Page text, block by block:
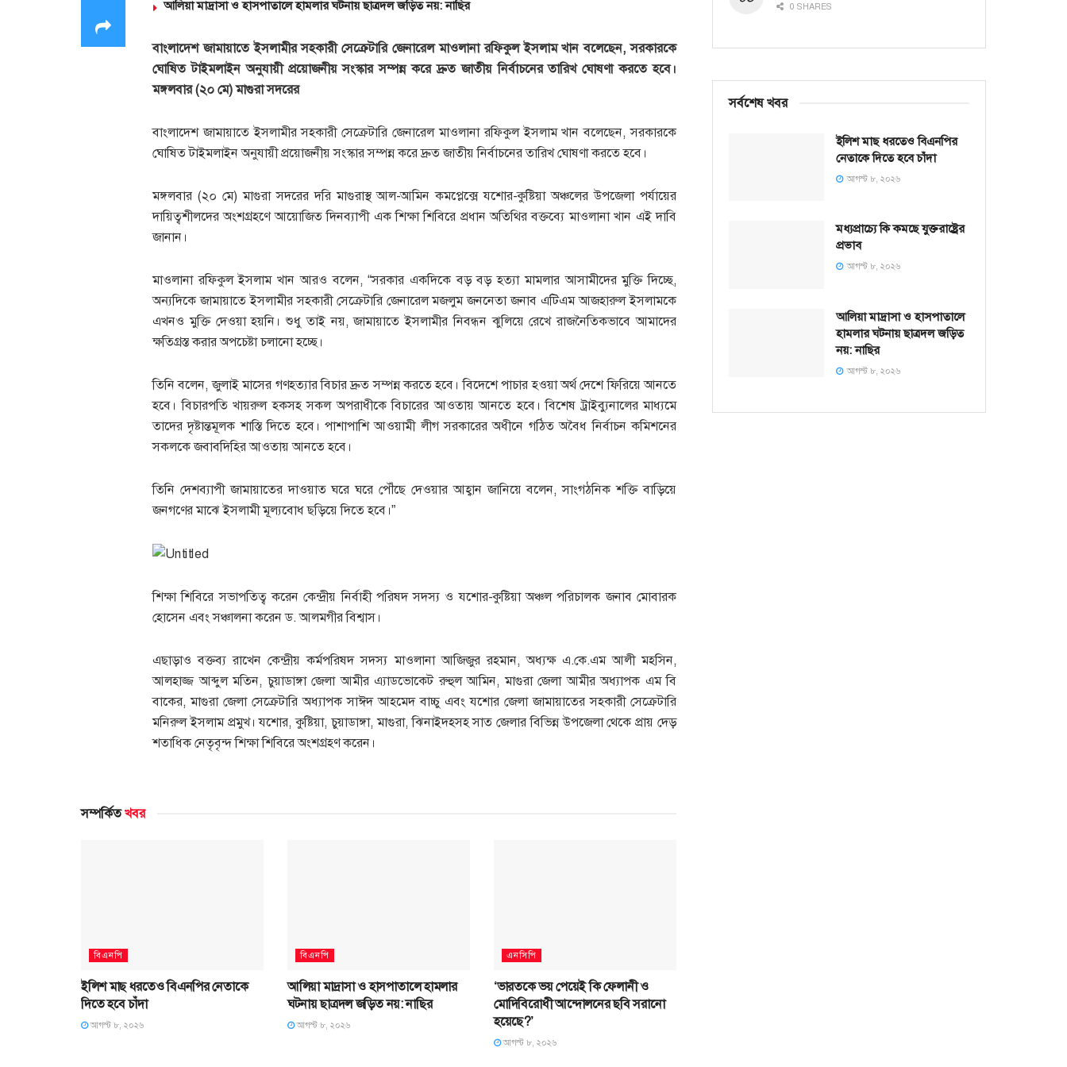
আলিয়া মাদ্রাসা ও হাসপাতালে হামলার ঘটনায় ছাত্রদল জড়িত নয়: নাছির
বাংলাদেশ জামায়াতে ইসলামীর সহকারী সেক্রেটারি জেনারেল মাওলানা রফিকুল ইসলাম খান বলেছেন, সরকারকে
ঘোষিত টাইমলাইন অনুযায়ী প্রয়োজনীয় সংস্কার সম্পন্ন করে দ্রুত জাতীয় নির্বাচনের তারিখ ঘোষণা করতে হবে।
মঙ্গলবার (২০ মে) মাগুরা সদরের
বাংলাদেশ জামায়াতে ইসলামীর সহকারী সেক্রেটারি জেনারেল মাওলানা রফিকুল ইসলাম খান বলেছেন, সরকারকে
ঘোষিত টাইমলাইন অনুযায়ী প্রয়োজনীয় সংস্কার সম্পন্ন করে দ্রুত জাতীয় নির্বাচনের তারিখ ঘোষণা করতে হবে।
মঙ্গলবার (২০ মে) মাগুরা সদরের দরি মাগুরাস্থ আল-আমিন কমপ্লেক্সে যশোর-কুষ্টিয়া অঞ্চলের উপজেলা পর্যায়ের
দায়িত্বশীলদের অংশগ্রহণে আয়োজিত দিনব্যাপী এক শিক্ষা শিবিরে প্রধান অতিথির বক্তব্যে মাওলানা খান এই দাবি
জানান।
মাওলানা রফিকুল ইসলাম খান আরও বলেন, “সরকার একদিকে বড় বড় হত্যা মামলার আসামীদের মুক্তি দিচ্ছে,
অন্যদিকে জামায়াতে ইসলামীর সহকারী সেক্রেটারি জেনারেল মজলুম জননেতা জনাব এটিএম আজহারুল ইসলামকে
এখনও মুক্তি দেওয়া হয়নি। শুধু তাই নয়, জামায়াতে ইসলামীর নিবন্ধন ঝুলিয়ে রেখে রাজনৈতিকভাবে আমাদের
ক্ষতিগ্রস্ত করার অপচেষ্টা চলানো হচ্ছে।
তিনি বলেন, জুলাই মাসের গণহত্যার বিচার দ্রুত সম্পন্ন করতে হবে। বিদেশে পাচার হওয়া অর্থ দেশে ফিরিয়ে আনতে
হবে। বিচারপতি খায়রুল হকসহ সকল অপরাধীকে বিচারের আওতায় আনতে হবে। বিশেষ ট্রাইব্যুনালের মাধ্যমে
তাদের দৃষ্টান্তমূলক শাস্তি দিতে হবে। পাশাপাশি আওয়ামী লীগ সরকারের অধীনে গঠিত অবৈধ নির্বাচন কমিশনের
সকলকে জবাবদিহির আওতায় আনতে হবে।
তিনি দেশব্যাপী জামায়াতের দাওয়াত ঘরে ঘরে পৌঁছে দেওয়ার আহ্বান জানিয়ে বলেন, সাংগঠনিক শক্তি বাড়িয়ে
জনগণের মাঝে ইসলামী মূল্যবোধ ছড়িয়ে দিতে হবে।”
শিক্ষা শিবিরে সভাপতিত্ব করেন কেন্দ্রীয় নির্বাহী পরিষদ সদস্য ও যশোর-কুষ্টিয়া অঞ্চল পরিচালক জনাব মোবারক
হোসেন এবং সঞ্চালনা করেন ড. আলমগীর বিশ্বাস।
এছাড়াও বক্তব্য রাখেন কেন্দ্রীয় কর্মপরিষদ সদস্য মাওলানা আজিজুর রহমান, অধ্যক্ষ এ.কে.এম আলী মহসিন,
আলহাজ্জ আব্দুল মতিন, চুয়াডাঙ্গা জেলা আমীর এ্যাডভোকেট রুহুল আমিন, মাগুরা জেলা আমীর অধ্যাপক এম বি
বাকের, মাগুরা জেলা সেক্রেটারি অধ্যাপক সাঈদ আহমেদ বাচ্চু এবং যশোর জেলা জামায়াতের সহকারী সেক্রেটারি
মনিরুল ইসলাম প্রমুখ। যশোর, কুষ্টিয়া, চুয়াডাঙ্গা, মাগুরা, ঝিনাইদহসহ সাত জেলার বিভিন্ন উপজেলা থেকে প্রায় দেড়
শতাধিক নেতৃবৃন্দ শিক্ষা শিবিরে অংশগ্রহণ করেন।
সম্পর্কিতখবর
বিএনপি
ইলিশ মাছ ধরতেও বিএনপির নেতাকে
দিতে হবে চাঁদা
আগস্ট ৮, ২০২৬
বিএনপি
আলিয়া মাদ্রাসা ও হাসপাতালে হামলার
ঘটনায় ছাত্রদল জড়িত নয়: নাছির
আগস্ট ৮, ২০২৬
এনসিপি
‘ভারতকে ভয় পেয়েই কি ফেলানী ও
মোদিবিরোধী আন্দোলনের ছবি সরানো
হয়েছে?’
আগস্ট ৮, ২০২৬
0 SHARES
সর্বশেষ খবর
ইলিশ মাছ ধরতেও বিএনপির
নেতাকে দিতে হবে চাঁদা
আগস্ট ৮, ২০২৬
মধ্যপ্রাচ্যে কি কমছে যুক্তরাষ্ট্রের
প্রভাব
আগস্ট ৮, ২০২৬
আলিয়া মাদ্রাসা ও হাসপাতালে
হামলার ঘটনায় ছাত্রদল জড়িত
নয়: নাছির
আগস্ট ৮, ২০২৬